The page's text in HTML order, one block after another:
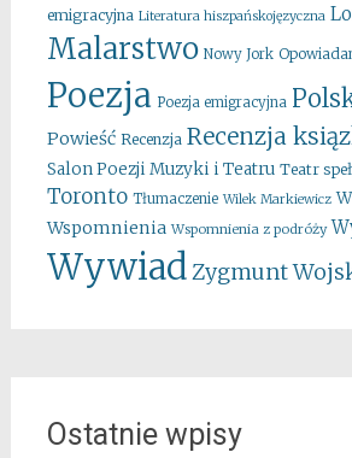
emigracyjna Literatura hiszpańskojęzyczna
Malarstwo Nowy Jork
Poezja Poezja emigracyjna
Powieść Recenzja Recenzja
Salon Poezji Muzyki i Teatru Teatr
Toronto Tłumaczenie Wilek Markiewicz
Wspomnienia Wspomnienia z podróży
WywiadZygmunt
Ostatnie wpisy